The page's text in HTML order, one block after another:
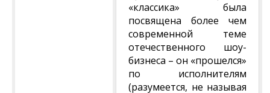
«классика» была
посвящена более чем
современной теме
отечественного шоу-
бизнеса – он «прошелся»
по исполнителям
(разумеется, не называя